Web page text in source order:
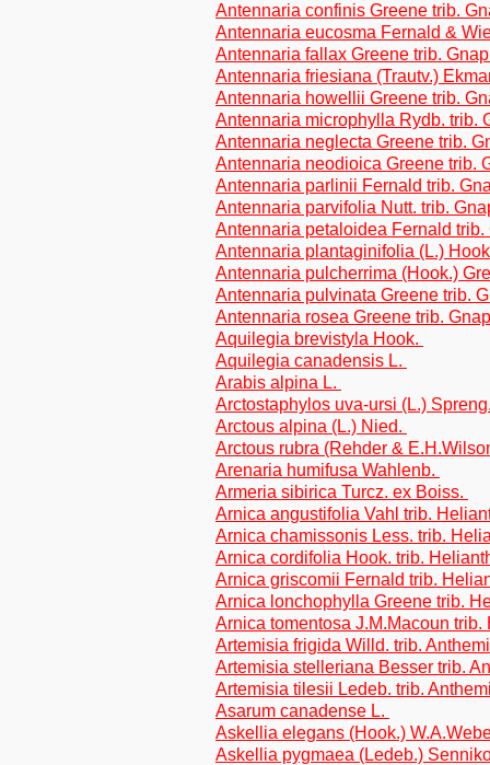
Antennaria confinis Greene trib.
Antennaria eucosma Fernald &
Antennaria fallax Greene trib.
Antennaria friesiana (Trautv.)
Antennaria howellii Greene trib.
Antennaria microphylla Rydb. trib.
Antennaria neglecta Greene trib.
Antennaria neodioica Greene trib.
Antennaria parlinii Fernald trib.
Antennaria parvifolia Nutt. trib.
Antennaria petaloidea Fernald
Antennaria plantaginifolia (L.)
Antennaria pulcherrima (Hook.)
Antennaria pulvinata Greene trib.
Antennaria rosea Greene trib.
Aquilegia brevistyla Hook.
Aquilegia canadensis L.
Arabis alpina L.
Arctostaphylos uva-ursi (L.)
Arctous alpina (L.) Nied.
Arctous rubra (Rehder &
Arenaria humifusa Wahlenb.
Armeria sibirica Turcz. ex Boiss.
Arnica angustifolia Vahl trib.
Arnica chamissonis Less. trib.
Arnica cordifolia Hook. trib.
Arnica griscomii Fernald trib.
Arnica lonchophylla Greene trib.
Arnica tomentosa J.M.Macoun trib.
Artemisia frigida Willd. trib.
Artemisia stelleriana Besser trib.
Artemisia tilesii Ledeb. trib.
Asarum canadense L.
Askellia elegans (Hook.)
Askellia pygmaea (Ledeb.)